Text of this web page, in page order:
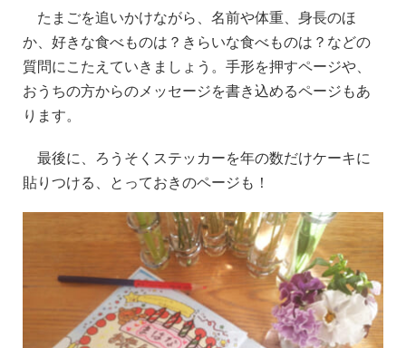
たまごを追いかけながら、名前や体重、身長のほ
か、好きな食べものは？きらいな食べものは？などの
質問にこたえていきましょう。手形を押すページや、
おうちの方からのメッセージを書き込めるページもあ
ります。
最後に、ろうそくステッカーを年の数だけケーキに
貼りつける、とっておきのページも！